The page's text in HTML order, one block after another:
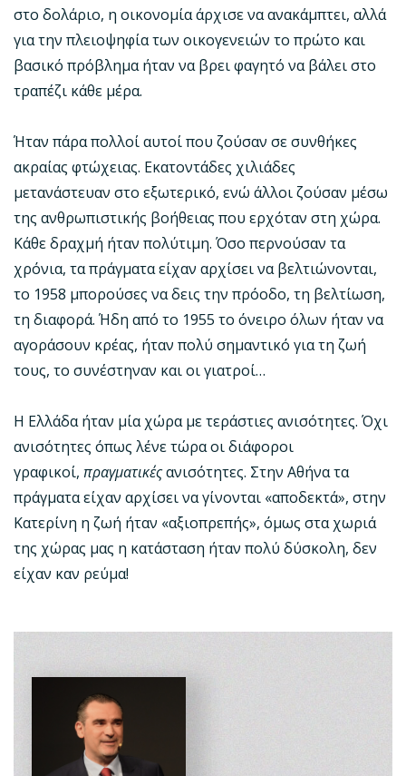
στο δολάριο, η οικονομία άρχισε να ανακάμπτει, αλλά
για την πλειοψηφία των οικογενειών το πρώτο και
βασικό πρόβλημα ήταν να βρει φαγητό να βάλει στο
τραπέζι κάθε μέρα.
Ήταν πάρα πολλοί αυτοί που ζούσαν σε συνθήκες
ακραίας φτώχειας. Εκατοντάδες χιλιάδες
μετανάστευαν στο εξωτερικό, ενώ άλλοι ζούσαν μέσω
της ανθρωπιστικής βοήθειας που ερχόταν στη χώρα.
Κάθε δραχμή ήταν πολύτιμη. Όσο περνούσαν τα
χρόνια, τα πράγματα είχαν αρχίσει να βελτιώνονται,
το 1958 μπορούσες να δεις την πρόοδο, τη βελτίωση,
τη διαφορά. Ήδη από το 1955 το όνειρο όλων ήταν να
αγοράσουν κρέας, ήταν πολύ σημαντικό για τη ζωή
τους, το συνέστηναν και οι γιατροί…
Η Ελλάδα ήταν μία χώρα με τεράστιες ανισότητες. Όχι
ανισότητες όπως λένε τώρα οι διάφοροι
γραφικοί, πραγματικέςανισότητες. Στην Αθήνα τα
πράγματα είχαν αρχίσει να γίνονται «αποδεκτά», στην
Κατερίνη η ζωή ήταν «αξιοπρεπής», όμως στα χωριά
της χώρας μας η κατάσταση ήταν πολύ δύσκολη, δεν
είχαν καν ρεύμα!